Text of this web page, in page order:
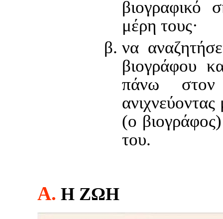
βιογραφικό
μέρη τους·
να
βιογράφου
πάνω στον
(ο
του.
Α. Η ΖΩΗ